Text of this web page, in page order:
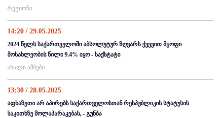
რეგიონი
14:20 / 29.05.2025
2024 წელს საქართველოში აბსოლუტურ ზღვარს ქვევით მყოფი
მოსახლეობის წილი 9.4% იყო - საქსტატი
ახალი ამბები
13:30 / 28.05.2025
აფხაზეთი არ აპირებს საქართველოსთან რესპუბლიკის სტატუსის
საკითხზე მოლაპარაკებას, - გუნბა